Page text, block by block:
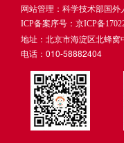
网站管理：科学技术部国外
ICP备案序号：京ICP备
地址：北京市海淀区北蜂窝
电话：010-58882404